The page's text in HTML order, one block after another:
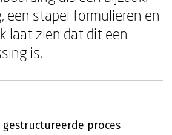
een stapel formulieren en
laat zien dat dit een
is.
proces